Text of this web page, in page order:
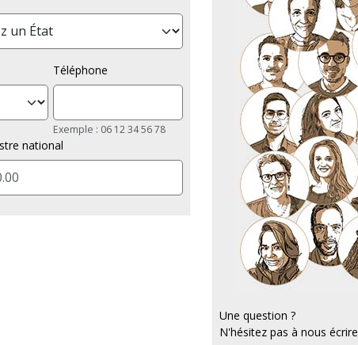
Téléphone
Exemple : 06 12 34 56 78
national
Une question ?
N'hésitez pas à nous écrire